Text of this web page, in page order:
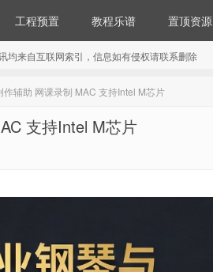
工程预置 教程乐谱 置顶资源
均来自互联网索引，信息如有侵权请联系删除
辅助 网课录制 MAC 支持Intel M芯片
支持Intel M芯片